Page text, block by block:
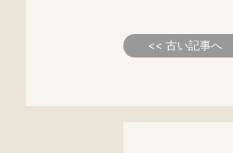
<< 古い記事へ